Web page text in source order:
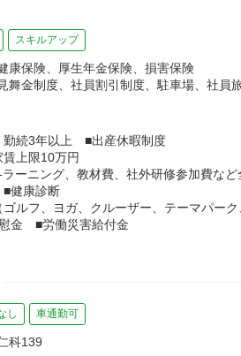
スキルアップ
康保険、厚生年金保険、損害保険
舞金制度、社員割引制度、駐車場、社員
勤続3年以上 ■出産休暇制度
賃上限10万円
ーニング、教材費、社外研修参加費など
健康診断
ルフ、ヨガ、クルーザー、テーマパーク
金 ■労働災害給付金
し 車通勤可
科139